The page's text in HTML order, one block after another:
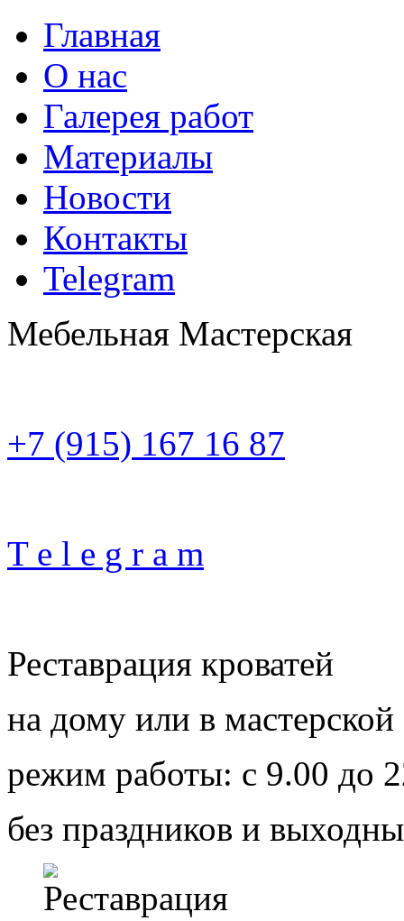
Главная
О нас
Галерея работ
Материалы
Новости
Контакты
Telegram
Мебельная Мастерская
+7 (915) 167 16 87
T e l e g r a m
Реставрация кроватей
на дому или в мастерской
режим работы: с 9.00 до
без праздников и